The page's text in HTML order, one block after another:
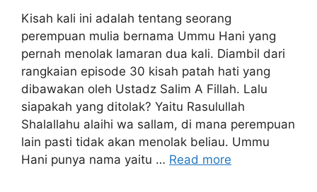
Kisah kali ini adalah tentang seorang
perempuan mulia bernama Ummu Hani yang
pernah menolak lamaran dua kali. Diambil dari
rangkaian episode 30 kisah patah hati yang
dibawakan oleh Ustadz Salim A Fillah. Lalu
siapakah yang ditolak? Yaitu Rasulullah
Shalallahu alaihi wa sallam, di mana perempuan
lain pasti tidak akan menolak beliau. Ummu
Hani punya nama yaitu … Read more